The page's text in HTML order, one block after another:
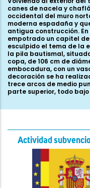
canes de nacela y
occidental del muro
moderna espadaña y
antigua construcción.
empotrado un capitel
esculpido el tema de la
la pila bautismal,
copa, de 106 cm de
embocadura, con un
decoración se ha
trece arcos de medio
parte superior, todo
Actividad